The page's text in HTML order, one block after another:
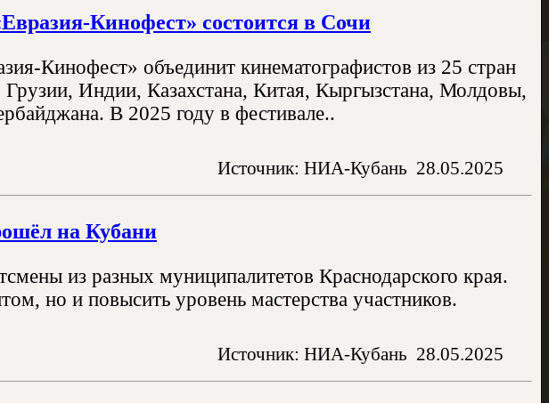
Кинофест» состоится в Сочи
Кинофест» объединит кинематографистов из 25 стран
Индии, Казахстана, Китая, Кыргызстана, Молдовы,
В 2025 году в фестивале..
Источник: НИА-Кубань 28.05.2025
на Кубани
из разных муниципалитетов Краснодарского края.
но и повысить уровень мастерства участников.
Источник: НИА-Кубань 28.05.2025